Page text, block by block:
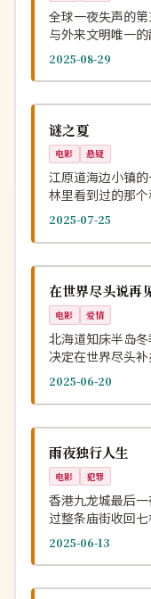
全球一夜失声的
与外来文明唯一的
2025-08-29
韩国
谜之夏
电影 悬疑
江原道海边小镇
林里看到过的那个
2025-07-25
日本
在世界尽头说再
电影 爱情
北海道知床半岛
决定在世界尽头补
2025-06-20
中国
雨夜独行人生
电影 犯罪
香港九龙城最后
过整条庙街收回七
2025-06-13